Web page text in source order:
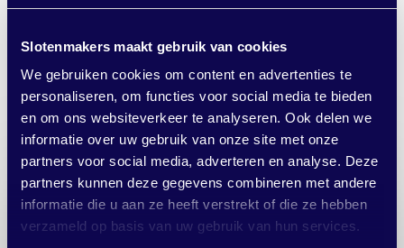
Slotenmakers maakt gebruik van cookies
We gebruiken cookies om content en advertenties te
personaliseren, om functies voor social media te bieden
en om ons websiteverkeer te analyseren. Ook delen we
informatie over uw gebruik van onze site met onze
partners voor social media, adverteren en analyse. Deze
partners kunnen deze gegevens combineren met andere
informatie die u aan ze heeft verstrekt of die ze hebben
verzameld op basis van uw gebruik van hun services.
Wist u dat we niet alleen in Wetsinge werken? Onze
slotenmakers zijn actief in de helegemee
Hogeland . Of u nu in Wetsinge, Winsum, Bedum,
Zuidwolde of Uithuizen woont.
Sleutels kwijt? Werkt uw slot